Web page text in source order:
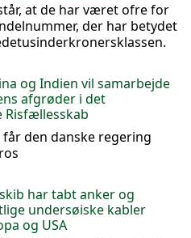
at de har været ofre for
der har betydet
og Indien vil samarbejde
afgrøder i det
Risfællesskab
den danske regering
har tabt anker og
undersøiske kabler
og USA